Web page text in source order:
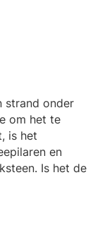
strand onder
om het te
is het
en
Is het de